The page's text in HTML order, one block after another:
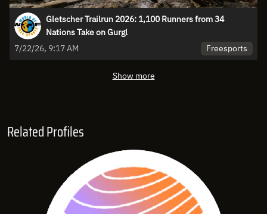
Gletscher Trailrun 2026: 1,100 Runners from 34
Nations Take on Gurgl
7/22/26, 9:17 AM
Freesports
Show more
Related Profiles